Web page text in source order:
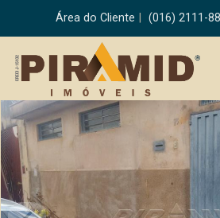
Área do Cliente (016) 2111-